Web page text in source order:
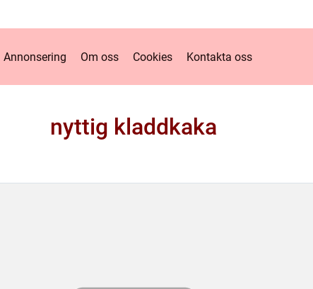
Annonsering Om oss Cookies Kontakta oss
nyttig kladdkaka